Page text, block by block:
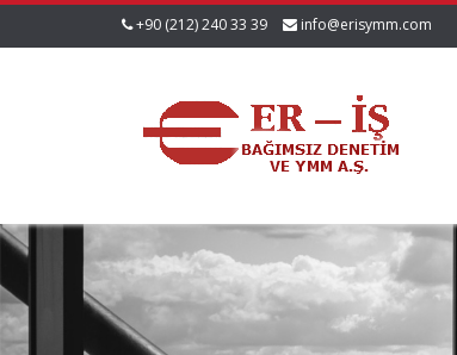
+90 (212) 240 33 39 info@erisymm.com